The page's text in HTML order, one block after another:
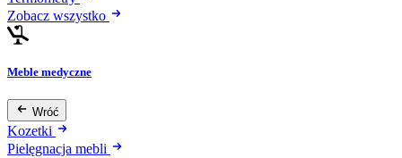
Zobacz wszystko
Meble medyczne
Wróć
Kozetki
Pielęgnacja mebli